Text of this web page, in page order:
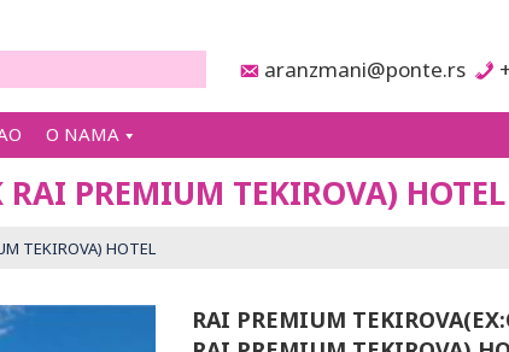
aranzmani@ponte.rs
O NAMA
PREMIUM TEKIROVA) HOTEL
TEKIROVA) HOTEL
RAI PREMIUM